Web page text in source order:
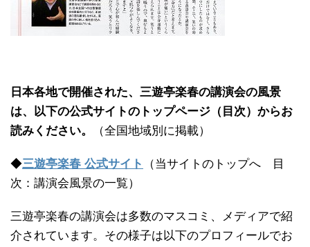
日本各地で開催された、三遊亭楽春の講演会の風景
は、以下の公式サイトのトップページ（目次）からお
読みください。
（全国地域別に掲載）
◆三遊亭楽春 公式サイト
（当サイトのトップへ 目
次：講演会風景の一覧）
三遊亭楽春の講演会は多数のマスコミ、メディアで紹
介されています。その様子は以下のプロフィールでお